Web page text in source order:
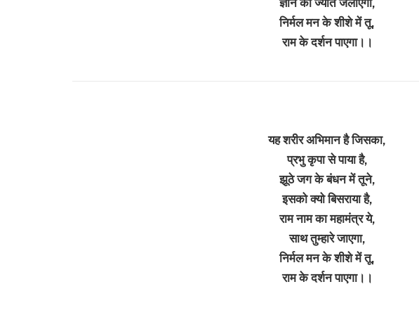
ज्ञान की ज्योत जलाएगा,
निर्मल मन के शीशे में तू,
राम के दर्शन पाएगा।।
यह शरीर अभिमान है जिसका,
प्रभु कृपा से पाया है,
झूठे जग के बंधन में तूने,
इसको क्यो बिसराया है,
राम नाम का महामंत्र ये,
साथ तुम्हारे जाएगा,
निर्मल मन के शीशे में तू,
राम के दर्शन पाएगा।।